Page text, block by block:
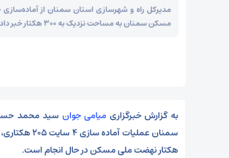
مدیرکل راه و شهرسازی استان سمنان از
مسکن سمنان به مساحت نزدیک به ۳۰۰ هکتار خبر داد.
به گزارش خبرگزاری میامی جوان سید محمد
هکتار نهضت ملی مسکن در حال انجام است.